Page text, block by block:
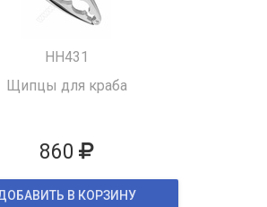
HH431
Щипцы для краба
860
В КОРЗИНУ